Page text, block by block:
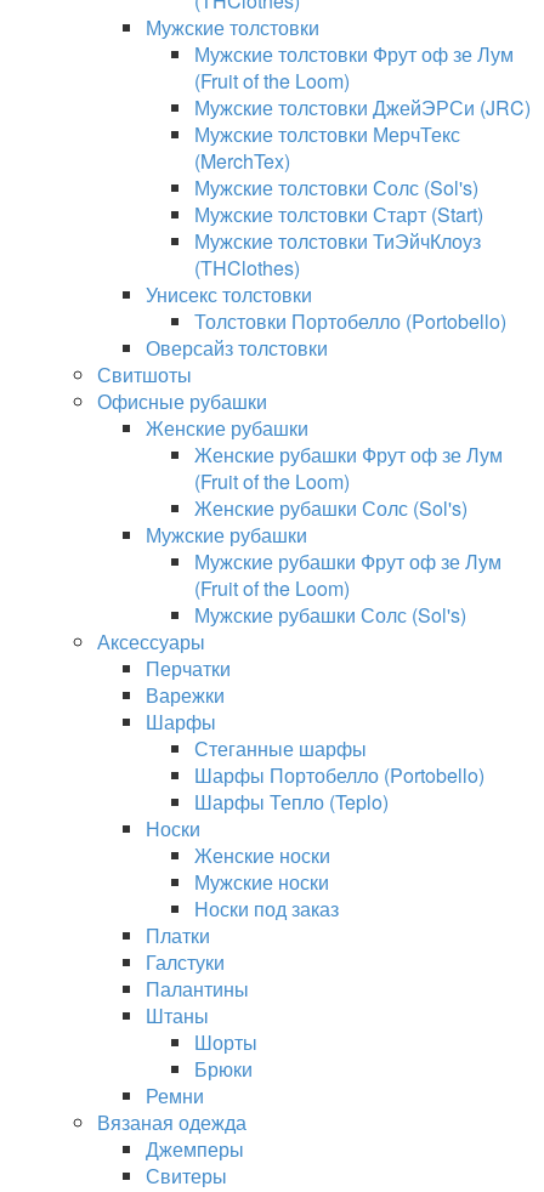
Мужские толстовки
Мужские толстовки Фрут оф зе Лум
(Fruit of the Loom)
Мужские толстовки ДжейЭРСи (JRC)
Мужские толстовки МерчТекс
(MerchTex)
Мужские толстовки Солс (Sol's)
Мужские толстовки Старт (Start)
Мужские толстовки ТиЭйчКлоуз
(THClothes)
Унисекс толстовки
Толстовки Портобелло (Portobello)
Оверсайз толстовки
Свитшоты
Офисные рубашки
Женские рубашки
Женские рубашки Фрут оф зе Лум
(Fruit of the Loom)
Женские рубашки Солс (Sol's)
Мужские рубашки
Мужские рубашки Фрут оф зе Лум
(Fruit of the Loom)
Мужские рубашки Солс (Sol's)
Аксессуары
Перчатки
Варежки
Шарфы
Стеганные шарфы
Шарфы Портобелло (Portobello)
Шарфы Тепло (Teplo)
Носки
Женские носки
Мужские носки
Носки под заказ
Платки
Галстуки
Палантины
Штаны
Шорты
Брюки
Ремни
Вязаная одежда
Джемперы
Свитеры